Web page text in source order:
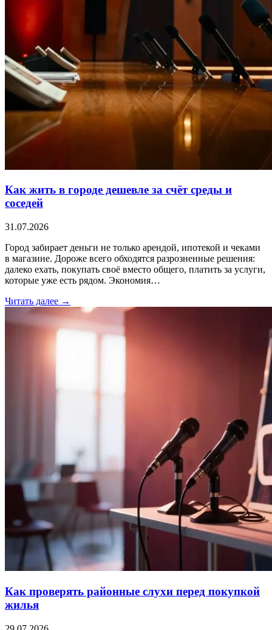
Как жить в городе дешевле за счёт среды и
соседей
31.07.2026
Город забирает деньги не только арендой, ипотекой и чеками
в магазине. Дороже всего обходятся разрозненные решения:
далеко ехать, покупать своё вместо общего, платить за услуги,
которые уже есть рядом. Экономия…
Читать далее →
Как проверять районные слухи перед покупкой
жилья